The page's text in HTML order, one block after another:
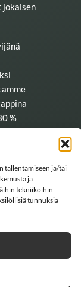
tallentamiseen ja/tai
ja
tekniikoihin
tunnuksia
jokaisen
%
25 %.
50 %
ja
30